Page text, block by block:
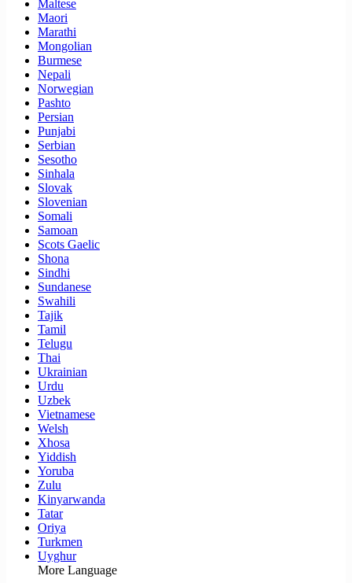
Maltese
Maori
Marathi
Mongolian
Burmese
Nepali
Norwegian
Pashto
Persian
Punjabi
Serbian
Sesotho
Sinhala
Slovak
Slovenian
Somali
Samoan
Scots Gaelic
Shona
Sindhi
Sundanese
Swahili
Tajik
Tamil
Telugu
Thai
Ukrainian
Urdu
Uzbek
Vietnamese
Welsh
Xhosa
Yiddish
Yoruba
Zulu
Kinyarwanda
Tatar
Oriya
Turkmen
Uyghur
More Language